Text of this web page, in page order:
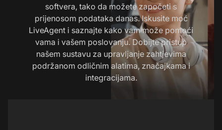
softvera, tako da možete započeti s
prijenosom podataka danas. Iskusite moć
LiveAgent i saznajte kako vam može pomoći
vama i vašem poslovanju. Dobijte pristup
našem sustavu za upravljanje zahtjevima
podržanom odličnim alatima, značajkama i
integracijama.